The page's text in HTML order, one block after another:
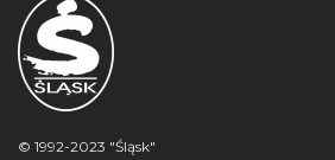
© 1992-2023 "Śląsk"